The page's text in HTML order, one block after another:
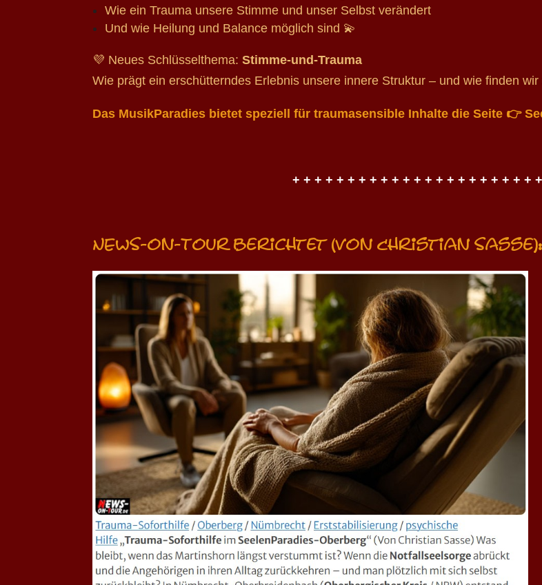
Wie ein Trauma unsere Stimme und unser Selbst verändert
Und wie Heilung und Balance möglich sind 💫
💜 Neues Schlüsselthema:Stimme-und-Trauma
Wie prägt ein erschütterndes Erlebnis unsere innere Struktur – und wie finden
Das MusikParadies bietet speziell für traumasensible Inhalte die Seite 👉
+ + + + + + + + + + + + + + + + + + + + + +
NEWS-on-Tour berichtet (von Christian Sasse):